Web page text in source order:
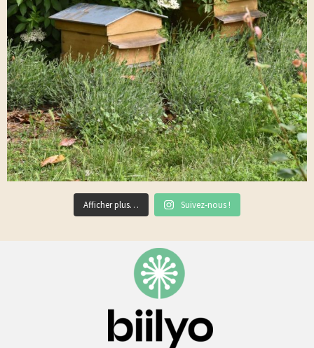
Afficher plus… Suivez-nous !